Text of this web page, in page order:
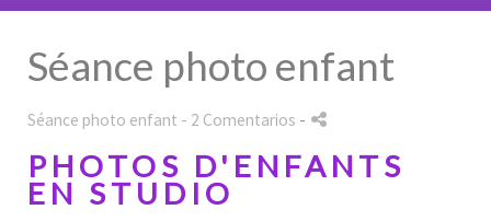
Séance photo enfant
Séance photo enfant - 2 Comentarios -
PHOTOS D'ENFANTS
EN STUDIO